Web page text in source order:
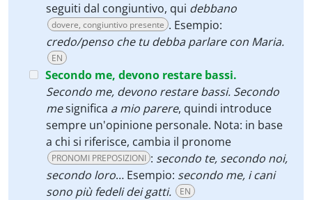
seguiti dal congiuntivo, qui debbano
dovere, congiuntivo presente . Esempio:
credo/penso che tu debba parlare con Maria.
EN
Secondo me, devono restare bassi.
Secondo me, devono restare bassi. Secondo
mesignifica a mio parere, quindi introduce
sempre un'opinione personale. Nota: in base
a chi si riferisce, cambia il pronome
PRONOMI PREPOSIZIONI : secondo te, secondo noi,
secondo loro… Esempio: secondo me, i cani
sono più fedeli dei gatti.
EN